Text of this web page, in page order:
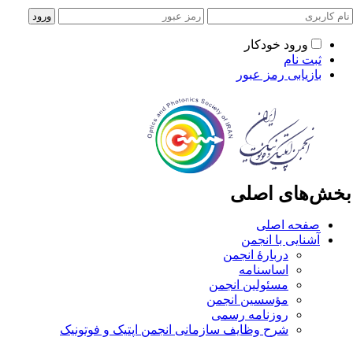
ورود خودکار
ثبت نام
بازیابی رمز عبور
اصلی
صفحه اصلی
آشنایی با انجمن
دربارۀ انجمن
اساسنامه
مسئولین انجمن
مؤسسین انجمن
روزنامه رسمی
شرح وظایف سازمانی انجمن اپتیک و فوتونیک